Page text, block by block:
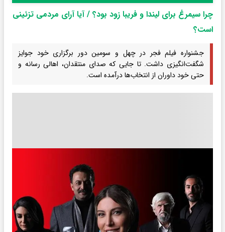
چرا سیمرغ برای لیندا و فریبا زود بود؟ / آیا آرای مردمی ‌تزئینی
است؟
جشنواره فیلم فجر در چهل و سومین دور برگزاری خود جوایز
شگفت‌انگیزی داشت. تا جایی که صدای منتقدان، اهالی رسانه و
حتی خود داوران از انتخاب‌ها درآمده است.